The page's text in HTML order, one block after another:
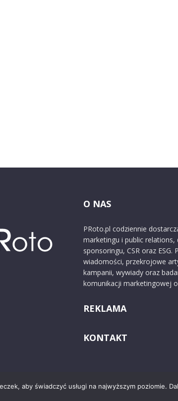
O NAS
PRoto.pl codziennie
marketingu i public relations,
sponsoringu, CSR oraz
wiadomości, przekrojowe
kampanii, wywiady oraz
komunikacji marketingowej
REKLAMA
KONTAKT
aby świadczyć usługi na najwyższym poziomie.